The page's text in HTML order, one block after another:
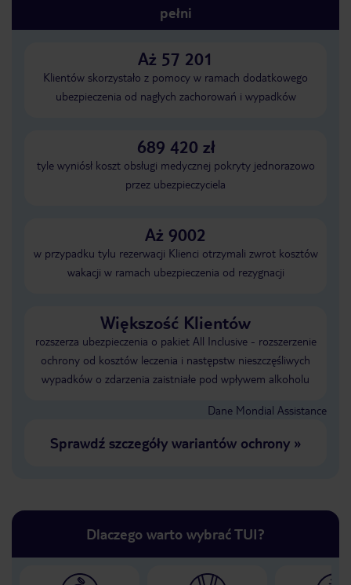
pełni
Aż 57 201
Klientów skorzystało z pomocy w ramach dodatkowego
ubezpieczenia od nagłych zachorowań i wypadków
689 420 zł
tyle wyniósł koszt obsługi medycznej pokryty jednorazowo
przez ubezpieczyciela
Aż 9002
w przypadku tylu rezerwacji Klienci otrzymali zwrot kosztów
wakacji w ramach ubezpieczenia od rezygnacji
Większość Klientów
rozszerza ubezpieczenia o pakiet All Inclusive - rozszerzenie
ochrony od kosztów leczenia i następstw nieszczęśliwych
wypadków o zdarzenia zaistniałe pod wpływem alkoholu
Dane Mondial Assistance
Sprawdź szczegóły wariantów ochrony»
Dlaczego warto wybrać TUI?